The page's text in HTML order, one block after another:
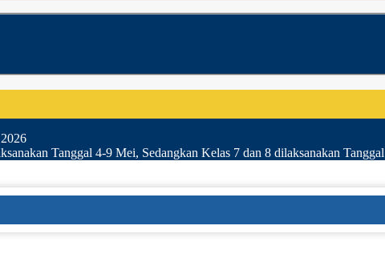
Tanggal 4-9 Mei, Sedangkan Kelas 7 dan 8 dilaksanakan